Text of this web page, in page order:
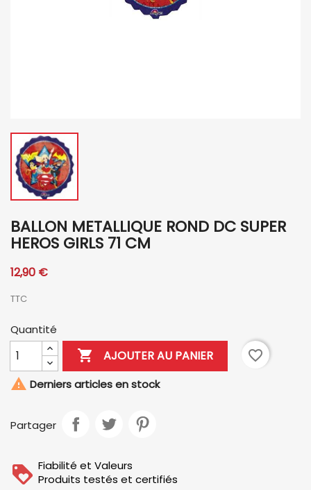
BALLON METALLIQUE ROND DC SUPER
HEROS GIRLS 71 CM
12,90 €
TTC
Quantité
 AJOUTER AU PANIER
favorite_border
 Derniers articles en stock
Partager
Fiabilité et Valeurs
Produits testés et certifiés